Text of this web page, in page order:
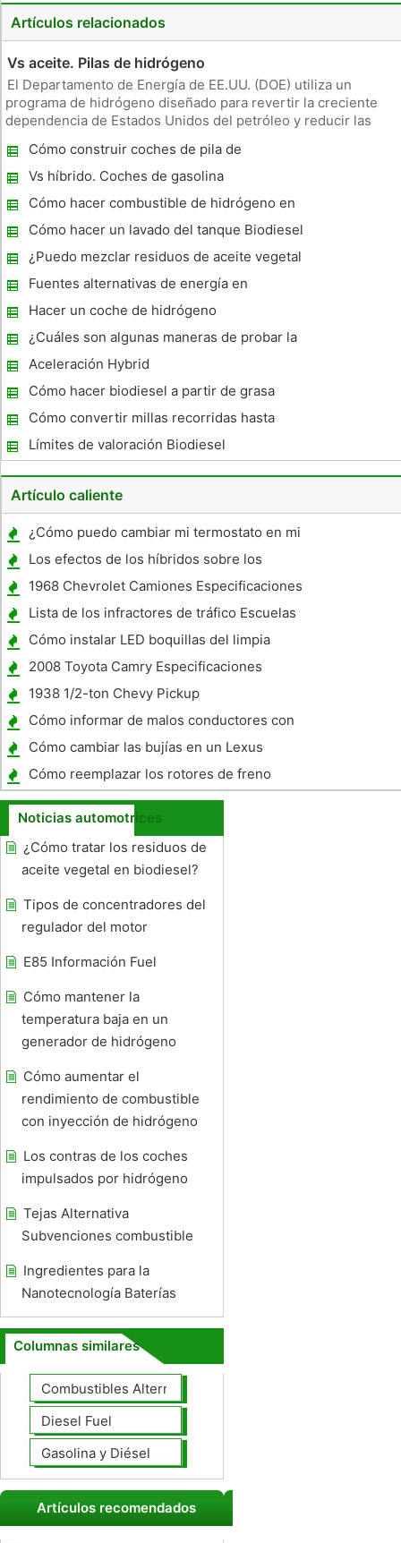
Artículos relacionados
Vs aceite. Pilas de hidrógeno
El Departamento de Energía de EE.UU. (DOE) utiliza un
programa de hidrógeno diseñado para revertir la creciente
dependencia de Estados Unidos del petróleo y reducir las
combustible de hidrógeno en el transporte, aplicaciones
eléctricas estaci
Cómo construir coches de pila de
combustible
Vs híbrido. Coches de gasolina
Cómo hacer combustible de hidrógeno en
el hogar
Cómo hacer un lavado del tanque Biodiesel
¿Puedo mezclar residuos de aceite vegetal
con Diesel y correr en él?
Fuentes alternativas de energía en
Connecticut
Hacer un coche de hidrógeno
¿Cuáles son algunas maneras de probar la
presencia de agua en una combustión
Aceleración Hybrid
Cómo hacer biodiesel a partir de grasa
Cómo convertir millas recorridas hasta
precio por galón
Límites de valoración Biodiesel
Artículo caliente
¿Cómo puedo cambiar mi termostato en mi
2002 Oldsmobile Alero 4 puertas V-6?
Los efectos de los híbridos sobre los
recursos de combustible
1968 Chevrolet Camiones Especificaciones
del motor
Lista de los infractores de tráfico Escuelas
en
Cómo instalar LED boquillas del limpia
parabrisa
2008 Toyota Camry Especificaciones
1938 1/2-ton Chevy Pickup
Especificaciones
Cómo informar de malos conductores con
vehículos del gobierno
Cómo cambiar las bujías en un Lexus
GS300 El bujías
Cómo reemplazar los rotores de freno
trasero en un 2001 Pontiac Grand Am GT
Noticias automotrices
¿Cómo tratar los residuos de
aceite vegetal en biodiesel?
Tipos de concentradores del
regulador del motor
E85 Información Fuel
Cómo mantener la
temperatura baja en un
generador de hidrógeno
Cómo aumentar el
rendimiento de combustible
con inyección de hidrógeno
Los contras de los coches
impulsados ​​por hidrógeno
Tejas Alternativa
Subvenciones combustible
Ingredientes para la
Nanotecnología Baterías
Columnas similares
Combustibles Alternativos
Diesel Fuel
Gasolina y Diésel
Artículos recomendados